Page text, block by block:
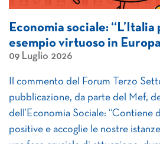
Economia sociale: “L’Italia
esempio virtuoso in
09 Luglio 2026
Il commento del Forum Terzo
pubblicazione, da parte del Mef,
dell’Economia Sociale: “Contiene
positive e accoglie le nostre